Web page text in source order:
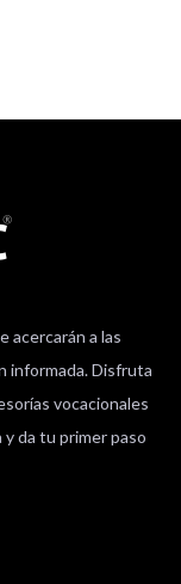
acercarán a las
informada. Disfruta
vocacionales
da tu primer paso